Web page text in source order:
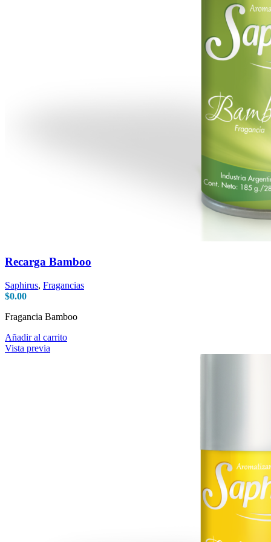
Recarga Bamboo
Saphirus, Fragancias
$0.00
Fragancia Bamboo
Añadir al carrito
Vista previa